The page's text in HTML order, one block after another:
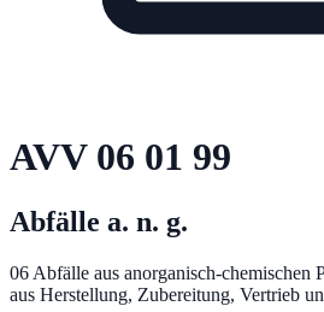
AVV 06 01 99
Abfälle a. n. g.
06 Abfälle aus anorganisch-chemischen
aus Herstellung, Zubereitung, Vertrieb